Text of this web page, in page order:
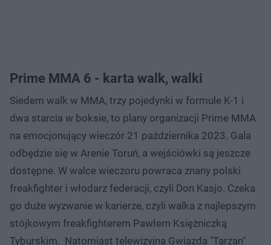
Prime MMA 6 - karta walk, walki
Siedem walk w MMA, trzy pojedynki w formule K-1 i
dwa starcia w boksie, to plany organizacji Prime MMA
na emocjonujący wieczór 21 października 2023. Gala
odbędzie się w Arenie Toruń, a wejściówki są jeszcze
dostępne. W walce wieczoru powraca znany polski
freakfighter i włodarz federacji, czyli Don Kasjo. Czeka
go duże wyzwanie w karierze, czyli walka z najlepszym
stójkowym freakfighterem Pawłem Księżniczką
Tyburskim. Natomiast telewizyjna Gwiazda "Tarzan"